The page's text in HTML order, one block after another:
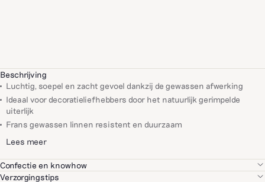
Beschrijving
Luchtig, soepel en zacht gevoel dankzij de gewassen afwerking
Ideaal voor decoratieliefhebbers door het natuurlijk gerimpelde
uiterlijk
Frans gewassen linnen resistent en duurzaam
Lees meer
Confectie en knowhow
We selecteren elk van onze partners met grote zorg, op basis van hun
Verzorgingstips